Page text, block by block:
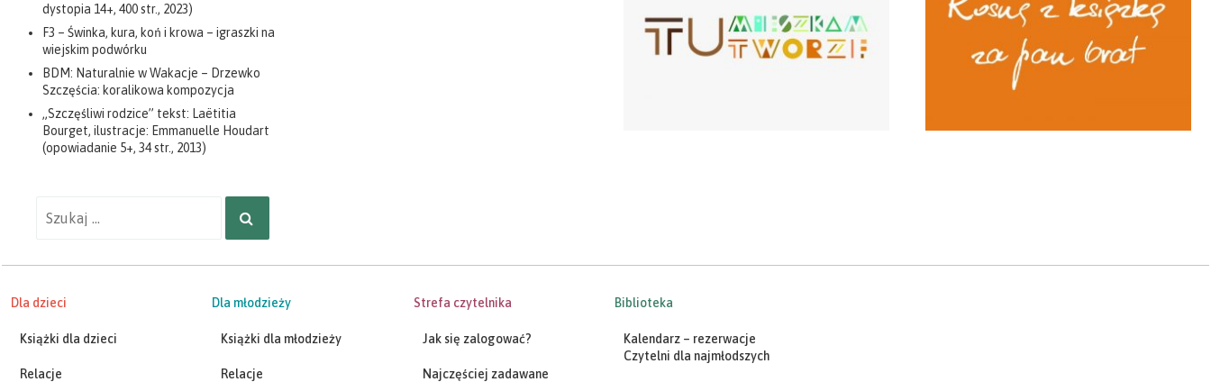
dystopia 14+, 400 str., 2023)
F3 – Świnka, kura, koń i krowa – igraszki na
wiejskim podwórku
BDM: Naturalnie w Wakacje – Drzewko
Szczęścia: koralikowa kompozycja
„Szczęśliwi rodzice” tekst: Laëtitia
Bourget, ilustracje: Emmanuelle Houdart
(opowiadanie 5+, 34 str., 2013)
wyszukiwaniaSZUKAJ
Dla dzieci
Książki dla dzieci
Relacje
Dla młodzieży
Książki dla młodzieży
Relacje
Strefa czytelnika
Jak się zalogować?
Najczęściej zadawane
Biblioteka
Kalendarz – rezerwacje
Czytelni dla najmłodszych